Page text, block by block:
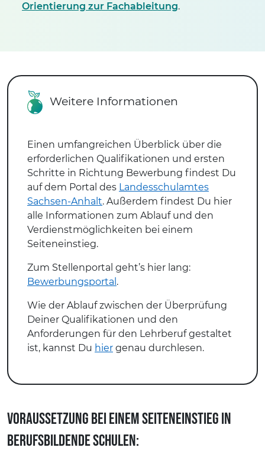
Orientierung zur Fachableitung.
Voraussetzung bei einem Seiteneinstieg in
berufsbildende Schulen:
Weitere Informationen
Einen umfangreichen Überblick über die
erforderlichen Qualifikationen und ersten
Schritte in Richtung Bewerbung findest Du
auf dem Portal des Landesschulamtes
Sachsen-Anhalt. Außerdem findest Du hier
alle Informationen zum Ablauf und den
Verdienstmöglichkeiten bei einem
Seiteneinstieg.
Zum Stellenportal geht’s hier lang:
Bewerbungsportal .
Wie der Ablauf zwischen der Überprüfung
Deiner Qualifikationen und den
Anforderungen für den Lehrberuf gestaltet
ist, kannst Du hier genau durchlesen.